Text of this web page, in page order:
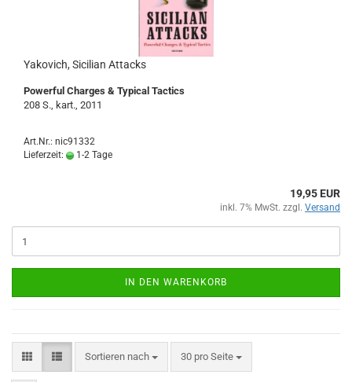
Yakovich, Sicilian Attacks
Powerful Charges & Typical Tactics
208 S., kart., 2011
Art.Nr.: nic91332
Lieferzeit:
1-2 Tage
19,95 EUR
inkl. 7% MwSt. zzgl. Versand
IN DEN WARENKORB
Sortieren nach
Sortieren nach 30 pro Seite
pro Seite